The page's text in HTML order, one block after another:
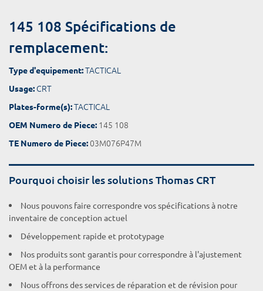
145 108 Spécifications de
remplacement:
Type d'equipement:TACTICAL
Usage: CRT
Plates-forme(s):TACTICAL
OEM Numero de Piece: 145 108
TE Numero de Piece:03M076P47M
Pourquoi choisir les solutions Thomas CRT
Nous pouvons faire correspondre vos spécifications à notre
inventaire de conception actuel
Développement rapide et prototypage
Nos produits sont garantis pour correspondre à l'ajustement
OEM et à la performance
Nous offrons des services de réparation et de révision pour